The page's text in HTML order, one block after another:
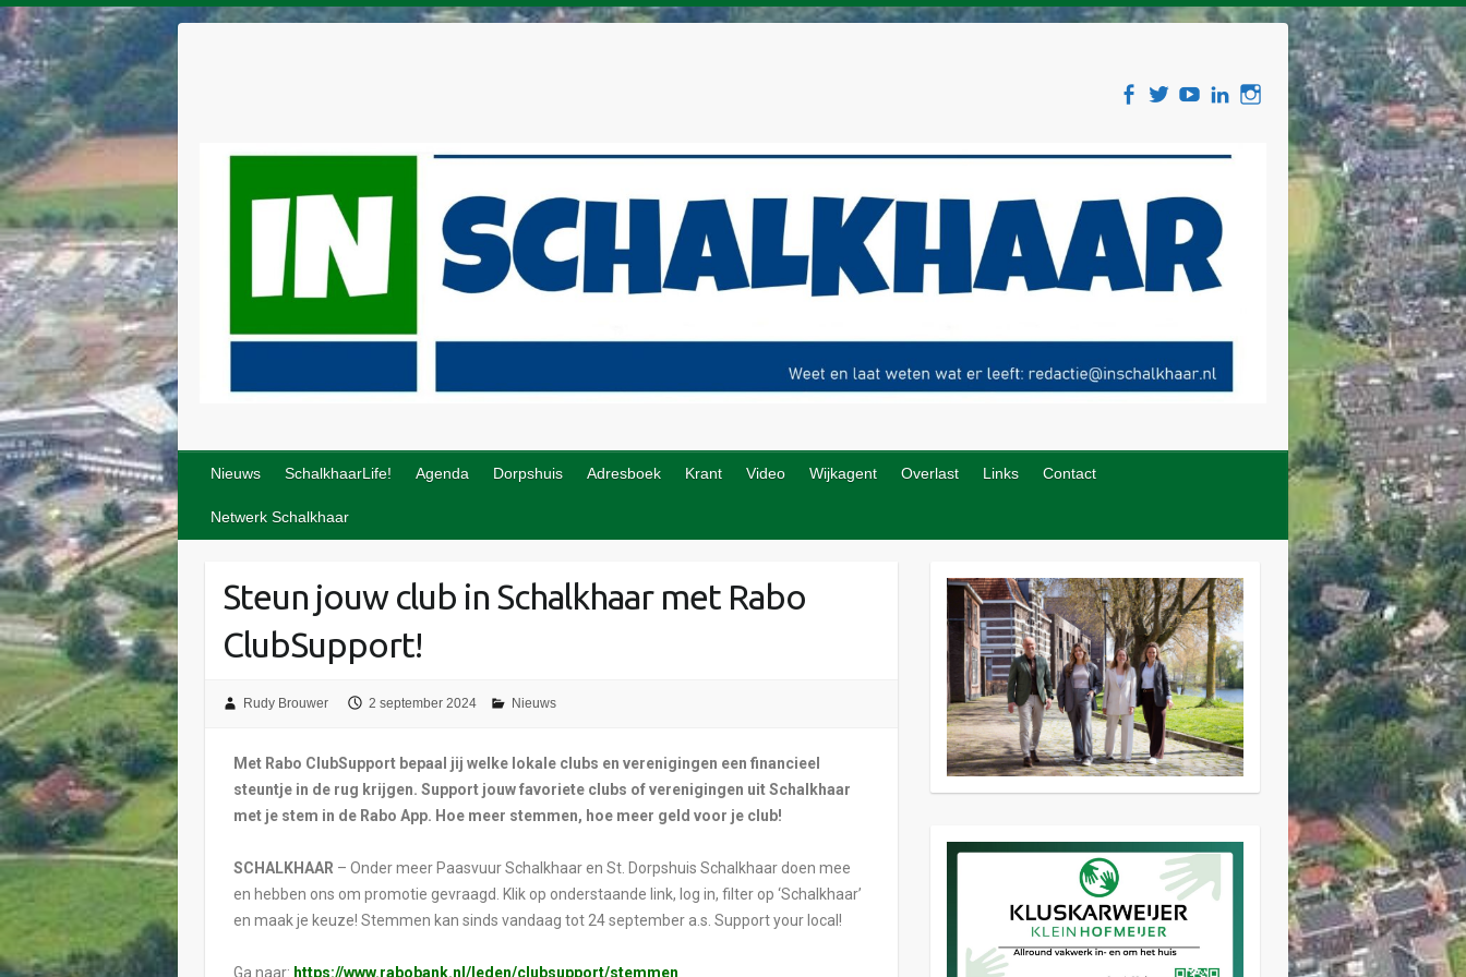
Nieuws SchalkhaarLife! Agenda Dorpshuis Adresboek Krant Video Wijkagent Overlast Links Contact
Netwerk Schalkhaar
Steun jouw club in Schalkhaar met Rabo
ClubSupport!
Rudy Brouwer 2 september 2024 Nieuws
Met Rabo ClubSupport bepaal jij welke lokale clubs en verenigingen een financieel
steuntje in de rug krijgen. Support jouw favoriete clubs of verenigingen uit Schalkhaar
met je stem in de Rabo App. Hoe meer stemmen, hoe meer geld voor je club!
SCHALKHAAR – Onder meer Paasvuur Schalkhaar en St. Dorpshuis Schalkhaar doen mee
en hebben ons om promotie gevraagd. Klik op onderstaande link, log in, filter op ‘Schalkhaar’
en maak je keuze! Stemmen kan sinds vandaag tot 24 september a.s. Support your local!
Ga naar: https://www.rabobank.nl/leden/clubsupport/stemmen